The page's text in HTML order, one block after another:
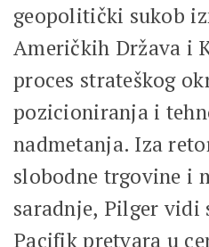
geopolitički sukob
Američkih Država i
proces strateškog
pozicioniranja i
nadmetanja. Iza
slobodne trgovine i
saradnje, Pilger vidi
Pacifik pretvara u